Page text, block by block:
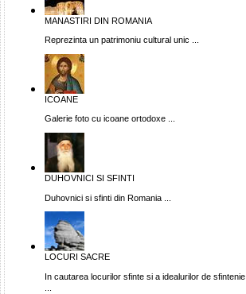
MANASTIRI DIN ROMANIA
Reprezinta un patrimoniu cultural unic ...
ICOANE
Galerie foto cu icoane ortodoxe ...
DUHOVNICI SI SFINTI
Duhovnici si sfinti din Romania ...
LOCURI SACRE
In cautarea locurilor sfinte si a idealurilor de sfintenie